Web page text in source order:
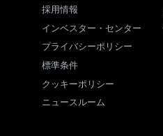
採用情報
インベスター・センター
プライバシーポリシー
標準条件
クッキーポリシー
ニュースルーム